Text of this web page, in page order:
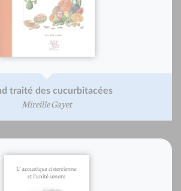
traité des cucurbitacées
Mireille Gayet